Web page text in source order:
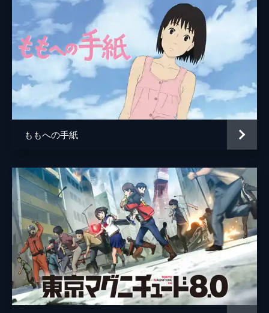
脚本 新海誠
原作 新海誠
音楽 RADWIMPS
演出 徳野悠我
居村健治
アニメーション制作 コミックス・ウェーブ・フィルム
製作
川口典孝
ももへの手紙